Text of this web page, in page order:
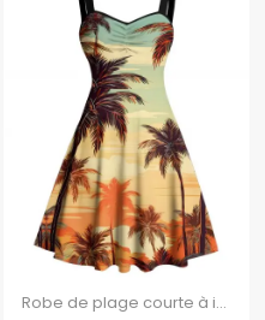
Robe de plage courte à imprimé cocotiers et buste froncé